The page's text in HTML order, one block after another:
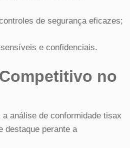
de segurança eficazes;
e confidenciais.
no
análise de conformidade tisax
destaque perante a